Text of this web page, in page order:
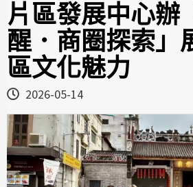
片區發展中心辦
醒．商圈探索」
區文化魅力
2026-05-14